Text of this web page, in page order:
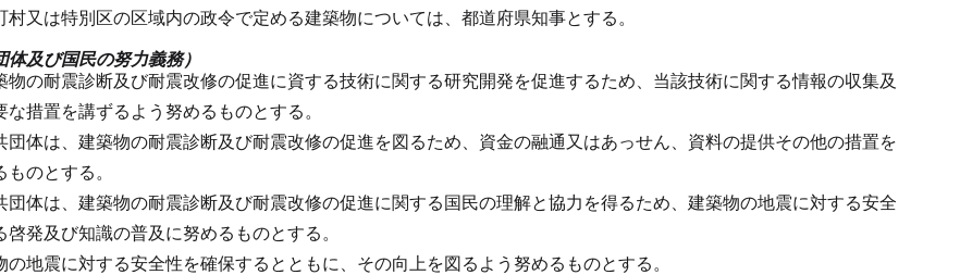
又は特別区の区域内の政令で定める建築物については、都道府県知事とする。
体及び国民の努力義務）
物の耐震診断及び耐震改修の促進に資する技術に関する研究開発を促進するため、当該技術に関する情報の収集及
措置を講ずるよう努めるものとする。
団体は、建築物の耐震診断及び耐震改修の促進を図るため、資金の融通又はあっせん、資料の提供その他の措置を
のとする。
団体は、建築物の耐震診断及び耐震改修の促進に関する国民の理解と協力を得るため、建築物の地震に対する安全
発及び知識の普及に努めるものとする。
の地震に対する安全性を確保するとともに、その向上を図るよう努めるものとする。